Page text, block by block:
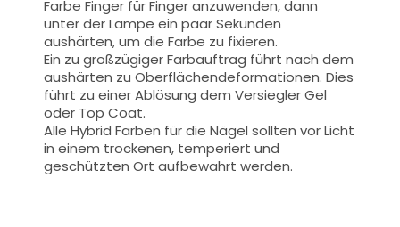
Farbe Finger für Finger anzuwenden, dann
unter der Lampe ein paar Sekunden
aushärten, um die Farbe zu fixieren.
Ein zu großzügiger Farbauftrag führt nach dem
aushärten zu Oberflächendeformationen. Dies
führt zu einer Ablösung dem Versiegler Gel
oder Top Coat.
Alle Hybrid Farben für die Nägel sollten vor Licht
in einem trockenen, temperiert und
geschützten Ort aufbewahrt werden.